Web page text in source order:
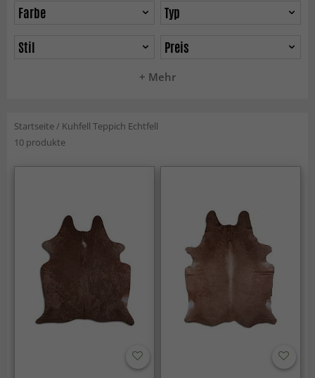
+ Mehr
Farbe
Typ
Stil
Preis
Startseite/ Kuhfell Teppich Echtfell
10 produkte